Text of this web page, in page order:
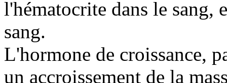
l'hématocrite dans le sang,
sang.
L'hormone de croissance,
un accroissement de la